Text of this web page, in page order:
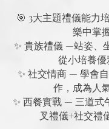
​​🎯 3大主題禮儀能力
樂中掌
✨ 貴族禮儀 —站姿、
從小培養
✨ 社交情商 — 學會
作，成為人
✨ 西餐實戰 — 三道式
叉禮儀+社交